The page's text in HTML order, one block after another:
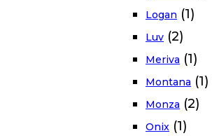
Logan (1)
Luv (2)
Meriva (1)
Montana (1)
Monza (2)
Onix (1)